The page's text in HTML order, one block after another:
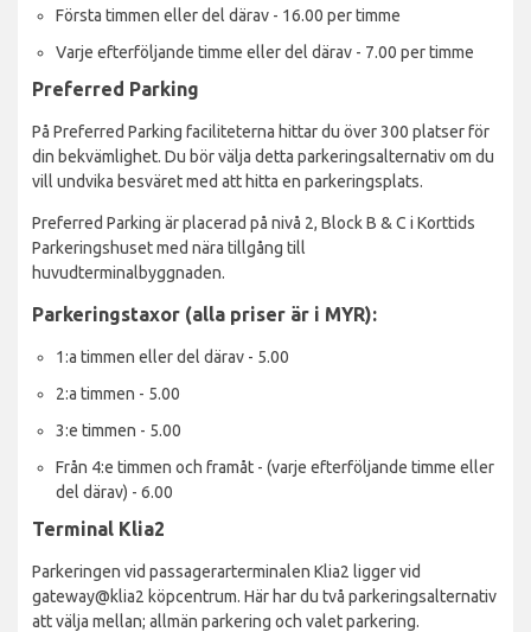
Första timmen eller del därav - 16.00 per timme
Varje efterföljande timme eller del därav - 7.00 per timme
Preferred Parking
På Preferred Parking faciliteterna hittar du över 300 platser för
din bekvämlighet. Du bör välja detta parkeringsalternativ om du
vill undvika besväret med att hitta en parkeringsplats.
Preferred Parking är placerad på nivå 2, Block B & C i Korttids
Parkeringshuset med nära tillgång till
huvudterminalbyggnaden.
Parkeringstaxor (alla priser är i MYR):
1:a timmen eller del därav - 5.00
2:a timmen - 5.00
3:e timmen - 5.00
Från 4:e timmen och framåt - (varje efterföljande timme eller
del därav) - 6.00
Terminal Klia2
Parkeringen vid passagerarterminalen Klia2 ligger vid
gateway@klia2 köpcentrum. Här har du två parkeringsalternativ
att välja mellan; allmän parkering och valet parkering.